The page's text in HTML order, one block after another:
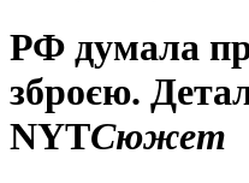
РФ думала
зброєю.
NYTСюжет